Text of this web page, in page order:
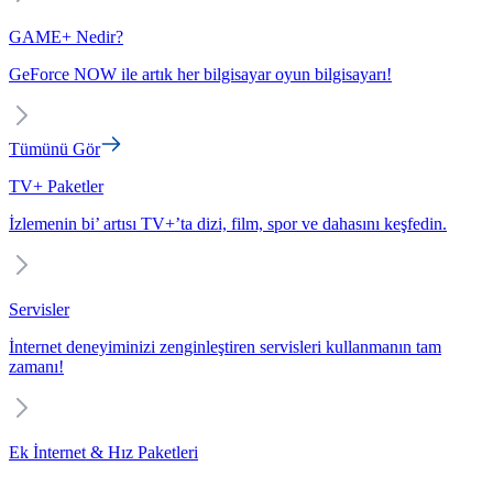
GAME+ Nedir?
GeForce NOW ile artık her bilgisayar oyun bilgisayarı!
Tümünü Gör
TV+ Paketler
İzlemenin bi’ artısı TV+’ta dizi, film, spor ve dahasını keşfedin.
Servisler
İnternet deneyiminizi zenginleştiren servisleri kullanmanın tam
zamanı!
Ek İnternet & Hız Paketleri